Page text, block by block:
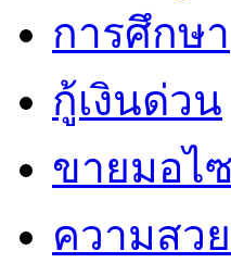
การศึกษา
กู้เงินด่วน
ขายมอไ
ความสว